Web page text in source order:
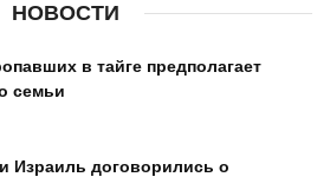
НОВОСТИ
в тайге предполагает
семьи
Израиль договорились о